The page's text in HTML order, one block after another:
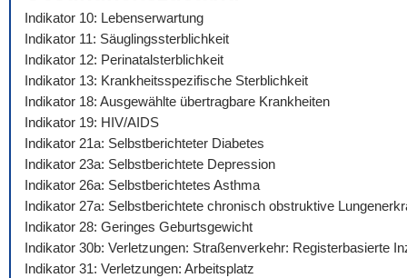
Indikator 10: Lebenserwartung
Indikator 11: Säuglingssterblichkeit
Indikator 12: Perinatalsterblichkeit
Indikator 13: Krankheitsspezifische Sterblichkeit
Indikator 18: Ausgewählte übertragbare Krankheiten
Indikator 19: HIV/AIDS
Indikator 21a: Selbstberichteter Diabetes
Indikator 23a: Selbstberichtete Depression
Indikator 26a: Selbstberichtetes Asthma
Indikator 27a: Selbstberichtete chronisch obstruktive
Indikator 28: Geringes Geburtsgewicht
Indikator 30b: Verletzungen: Straßenverkehr: Registerbasierte
Indikator 31: Verletzungen: Arbeitsplatz